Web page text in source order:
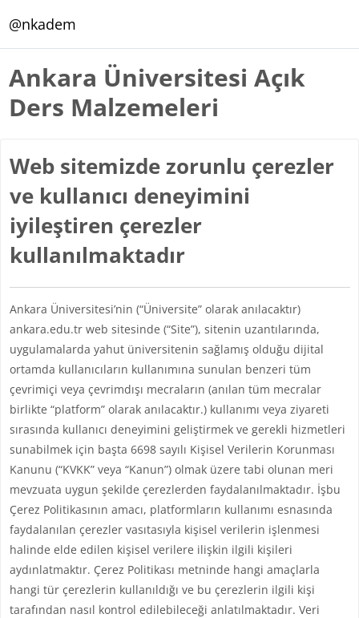
@nkadem
Ankara Üniversitesi Açık
Ders Malzemeleri
Web sitemizde zorunlu çerezler
ve kullanıcı deneyimini
iyileştiren çerezler
kullanılmaktadır
Ankara Üniversitesi’nin (“Üniversite” olarak anılacaktır)
ankara.edu.tr web sitesinde (“Site”), sitenin uzantılarında,
uygulamalarda yahut üniversitenin sağlamış olduğu dijital
ortamda kullanıcıların kullanımına sunulan benzeri tüm
çevrimiçi veya çevrimdışı mecraların (anılan tüm mecralar
birlikte “platform” olarak anılacaktır.) kullanımı veya ziyareti
sırasında kullanıcı deneyimini geliştirmek ve gerekli hizmetleri
sunabilmek için başta 6698 sayılı Kişisel Verilerin Korunması
Kanunu (“KVKK” veya “Kanun”) olmak üzere tabi olunan meri
mevzuata uygun şekilde çerezlerden faydalanılmaktadır. İşbu
Çerez Politikasının amacı, platformların kullanımı esnasında
faydalanılan çerezler vasıtasıyla kişisel verilerin işlenmesi
halinde elde edilen kişisel verilere ilişkin ilgili kişileri
aydınlatmaktır. Çerez Politikası metninde hangi amaçlarla
hangi tür çerezlerin kullanıldığı ve bu çerezlerin ilgili kişi
tarafından nasıl kontrol edilebileceği anlatılmaktadır. Veri